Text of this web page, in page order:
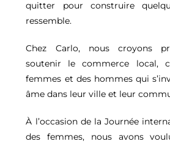
quitter pour construire
ressemble.
Chez Carlo, nous croyons
soutenir le commerce local,
femmes et des hommes qui
âme dans leur ville et leur
À l’occasion de la Journée
des femmes, nous avons